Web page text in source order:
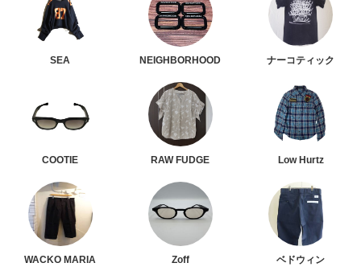
SEA NEIGHBORHOOD ナーコティック
COOTIE RAW FUDGE Low Hurtz
WACKO MARIA Zoff ベドウィン